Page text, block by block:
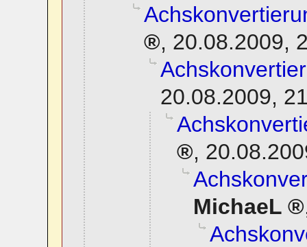
, 20.08.2009,
20.08.2009,
,
MichaeL